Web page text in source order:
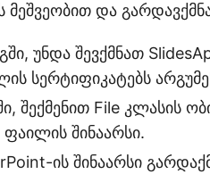
მეშვეობით და
უნდა შევქმნათ
სერტიფიკატებს
შექმენით File კლასის
შინაარსი.
ის შინაარსი